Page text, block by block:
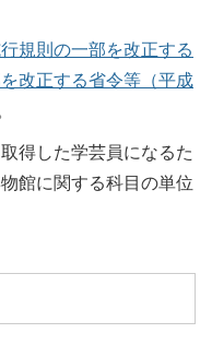
行規則の一部を改正する
改正する省令等（平成
得した学芸員になるた
館に関する科目の単位